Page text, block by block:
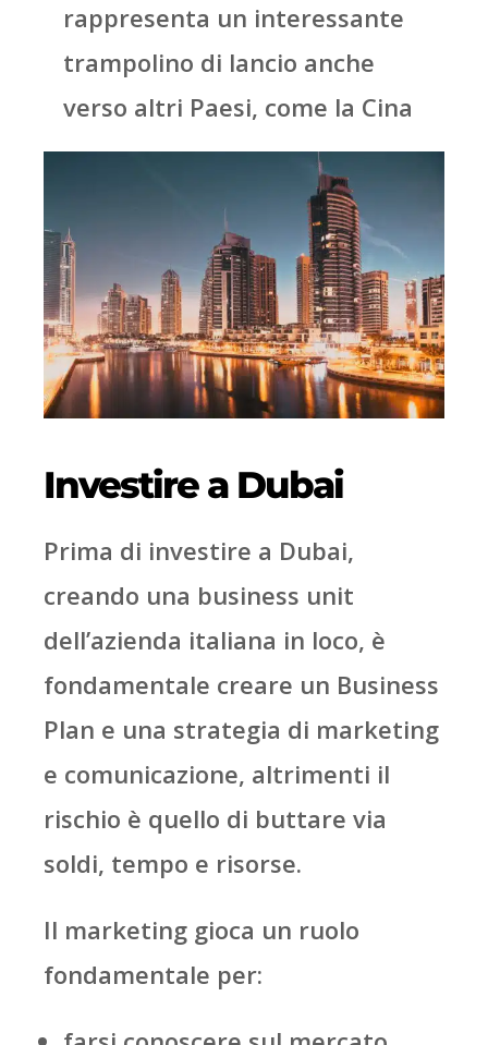
rappresenta un interessante
trampolino di lancio anche
verso altri Paesi, come la Cina
Investire a Dubai
Prima di investire a Dubai,
creando una business unit
dell’azienda italiana in loco, è
fondamentale creare un Business
Plan e una strategia di marketing
e comunicazione, altrimenti il
rischio è quello di buttare via
soldi, tempo e risorse.
Il marketing gioca un ruolo
fondamentale per: